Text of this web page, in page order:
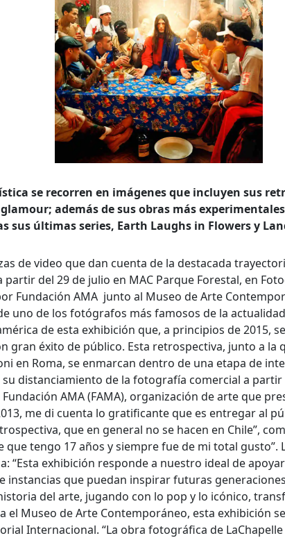
se recorren en imágenes que incluyen sus
además de sus obras más
sus últimas series, Earth Laughs in Flowers y
de video que dan cuenta de la destacada
partir del 29 de julio en MAC Parque Forestal, en
Fundación AMA junto al Museo de Arte
uno de los fotógrafos más famosos de la
de esta exhibición que, a principios de 2015,
gran éxito de público. Esta retrospectiva, junto a la
en Roma, se enmarcan dentro de una etapa de
distanciamiento de la fotografía comercial a partir
AMA (FAMA), organización de arte que
me di cuenta lo gratificante que es entregar al
que en general no se hacen en Chile”,
que tengo 17 años y siempre fue de mi total gusto”.
“Esta exhibición responde a nuestro ideal de
instancias que puedan inspirar futuras
del arte, jugando con lo pop y lo icónico,
el Museo de Arte Contemporáneo, esta exhibición
Internacional. “La obra fotográfica de
Avanzada
clave